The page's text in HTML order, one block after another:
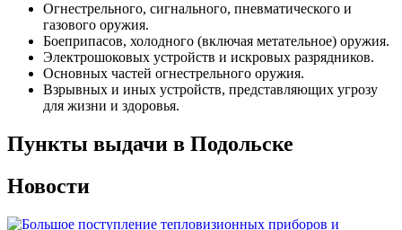
Огнестрельного, сигнального, пневматического и
газового оружия.
Боеприпасов, холодного (включая метательное) оружия.
Электрошоковых устройств и искровых разрядников.
Основных частей огнестрельного оружия.
Взрывных и иных устройств, представляющих угрозу
для жизни и здоровья.
Пункты выдачи в Подольске
Новости